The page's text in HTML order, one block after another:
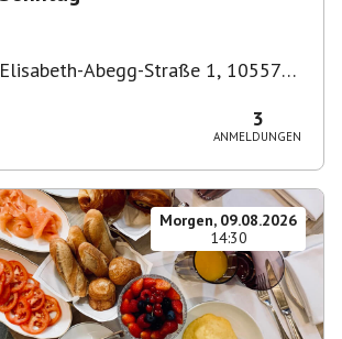
Elisabeth-Abegg-Straße 1, 10557
3
ANMELDUNGEN
Morgen, 09.08.2026
14:30